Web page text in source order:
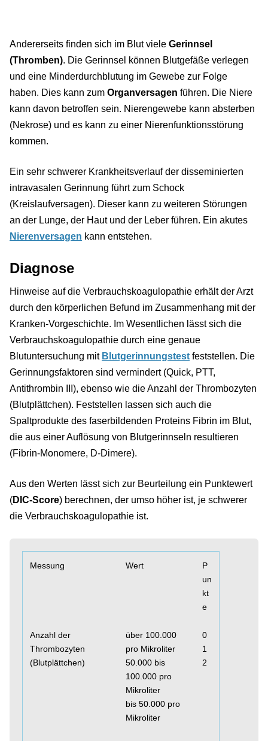
Andererseits finden sich im Blut viele Gerinnsel
(Thromben). Die Gerinnsel können Blutgefäße verlegen
und eine Minderdurchblutung im Gewebe zur Folge
haben. Dies kann zum Organversagen führen. Die Niere
kann davon betroffen sein. Nierengewebe kann absterben
(Nekrose) und es kann zu einer Nierenfunktionsstörung
kommen.
Ein sehr schwerer Krankheitsverlauf der disseminierten
intravasalen Gerinnung führt zum Schock
(Kreislaufversagen). Dieser kann zu weiteren Störungen
an der Lunge, der Haut und der Leber führen. Ein akutes
Nierenversagen kann entstehen.
Diagnose
Hinweise auf die Verbrauchskoagulopathie erhält der Arzt
durch den körperlichen Befund im Zusammenhang mit der
Kranken-Vorgeschichte. Im Wesentlichen lässt sich die
Verbrauchskoagulopathie durch eine genaue
Blutuntersuchung mit Blutgerinnungstest feststellen. Die
Gerinnungsfaktoren sind vermindert (Quick, PTT,
Antithrombin III), ebenso wie die Anzahl der Thrombozyten
(Blutplättchen). Feststellen lassen sich auch die
Spaltprodukte des faserbildenden Proteins Fibrin im Blut,
die aus einer Auflösung von Blutgerinnseln resultieren
(Fibrin-Monomere, D-Dimere).
Aus den Werten lässt sich zur Beurteilung ein Punktewert
(DIC-Score) berechnen, der umso höher ist, je schwerer
die Verbrauchskoagulopathie ist.
Messung Wert
P
un
kt
e
Anzahl der
Thrombozyten
(Blutplättchen)
über 100.000
pro Mikroliter
50.000 bis
100.000 pro
Mikroliter
bis 50.000 pro
Mikroliter
0
1
2